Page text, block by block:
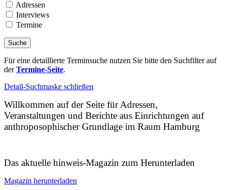
Adressen
Interviews
Termine
Für eine detaillierte Terminsuche nutzen Sie bitte den Suchfilter auf
derTermine-Seite.
Detail-Suchmaske schließen
Willkommen auf der Seite für Adressen,
Veranstaltungen und Berichte aus Einrichtungen auf
anthroposophischer Grundlage im Raum Hamburg
Das aktuelle hinweis-Magazin zum Herunterladen
Magazin herunterladen